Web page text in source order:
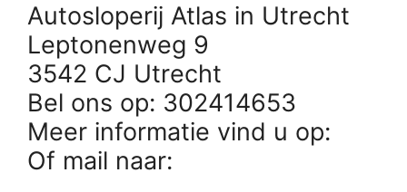
Autosloperij Atlas in Utrecht
Leptonenweg 9
3542 CJ Utrecht
Bel ons op: 302414653
Meer informatie vind u op:
Of mail naar: